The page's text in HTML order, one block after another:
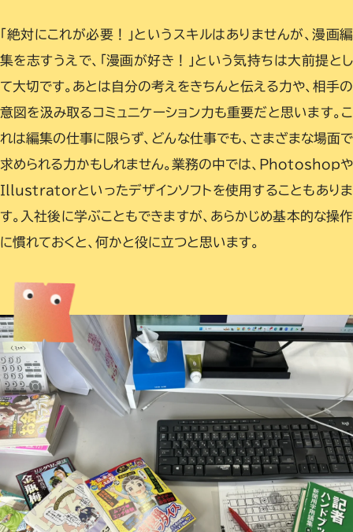
「絶対にこれが必要！」というスキルはありませんが、漫画編
集を志すうえで、「漫画が好き！」という気持ちは大前提とし
て大切です。あとは自分の考えをきちんと伝える力や、相手の
意図を汲み取るコミュニケーション力も重要だと思います。こ
れは編集の仕事に限らず、どんな仕事でも、さまざまな場面で
求められる力かもしれません。業務の中では、Photoshopや
Illustratorといったデザインソフトを使用することもありま
す。入社後に学ぶこともできますが、あらかじめ基本的な操作
に慣れておくと、何かと役に立つと思います。